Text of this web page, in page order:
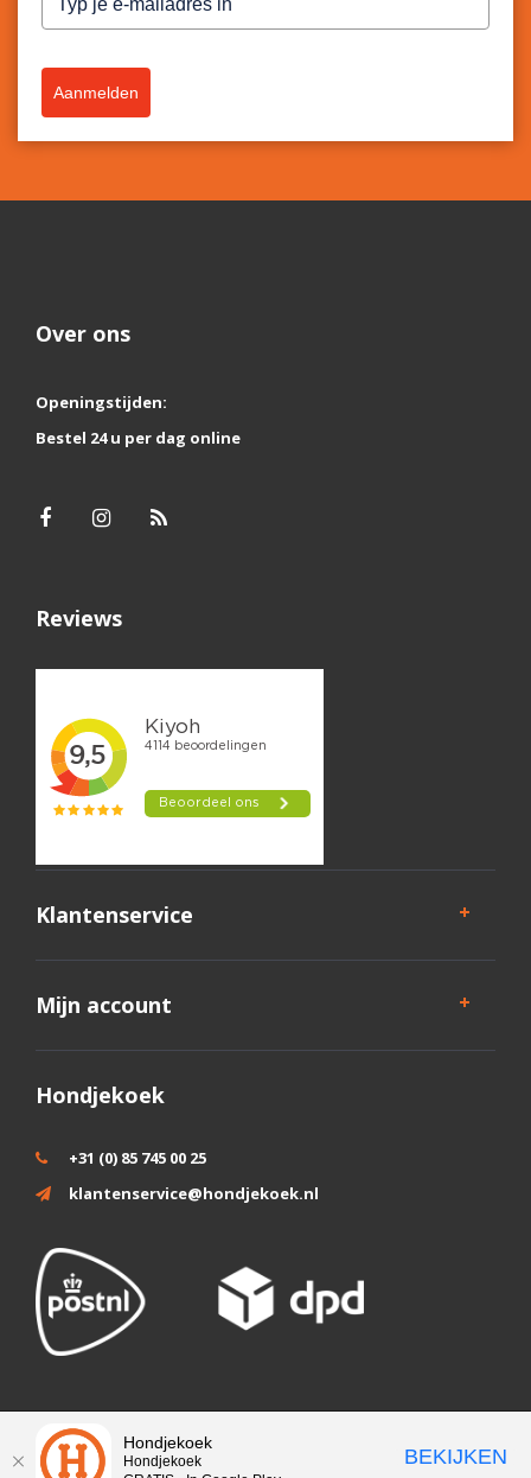
Aanmelden
Over ons
Openingstijden:
Bestel 24 u per dag online
Reviews
Klantenservice
Mijn account
Hondjekoek
+31 (0) 85 745 00 25
klantenservice@hondjekoek.nl
Wij slaan cookies op om onze website te verbeteren. Is dat akkoord?
Nee
Hondjekoek
Hondjekoek
BEKIJKEN